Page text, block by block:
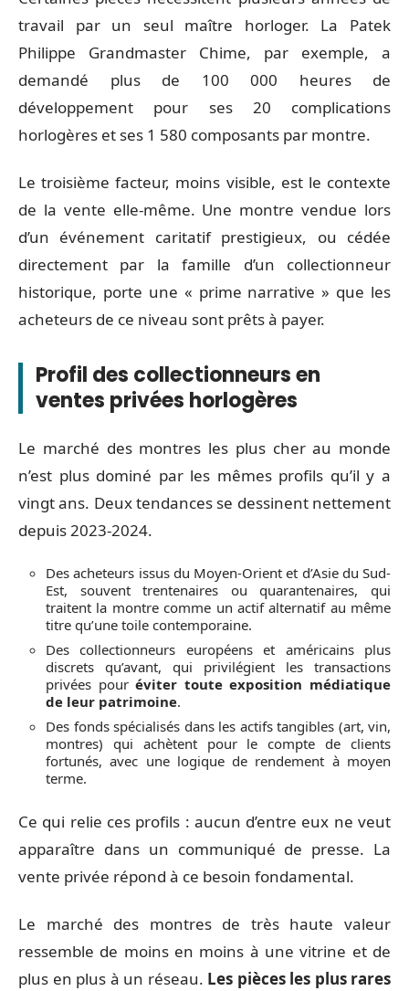
travail par un seul maître horloger. La Patek
Philippe Grandmaster Chime, par exemple, a
demandé plus de 100 000 heures de
développement pour ses 20 complications
horlogères et ses 1 580 composants par montre.
Le troisième facteur, moins visible, est le contexte
de la vente elle-même. Une montre vendue lors
d’un événement caritatif prestigieux, ou cédée
directement par la famille d’un collectionneur
historique, porte une « prime narrative » que les
acheteurs de ce niveau sont prêts à payer.
Profil des collectionneurs en
ventes privées horlogères
Le marché des montres les plus cher au monde
n’est plus dominé par les mêmes profils qu’il y a
vingt ans. Deux tendances se dessinent nettement
depuis 2023-2024.
Des acheteurs issus du Moyen-Orient et d’Asie du Sud-
Est, souvent trentenaires ou quarantenaires, qui
traitent la montre comme un actif alternatif au même
titre qu’une toile contemporaine.
Des collectionneurs européens et américains plus
discrets qu’avant, qui privilégient les transactions
privées pouréviter toute exposition médiatique
de leur patrimoine.
Des fonds spécialisés dans les actifs tangibles (art, vin,
montres) qui achètent pour le compte de clients
fortunés, avec une logique de rendement à moyen
terme.
Ce qui relie ces profils : aucun d’entre eux ne veut
apparaître dans un communiqué de presse. La
vente privée répond à ce besoin fondamental.
Le marché des montres de très haute valeur
ressemble de moins en moins à une vitrine et de
plus en plus à un réseau. Les pièces les plus rares